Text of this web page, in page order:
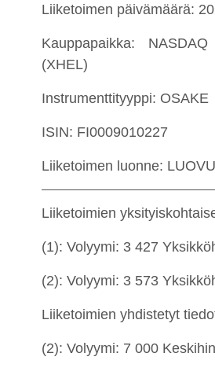
Liiketoimen päivämäärä:
Kauppapaikka:
(XHEL)
Instrumenttityyppi: OSAKE
ISIN: FI0009010227
Liiketoimen luonne:
Liiketoimien
(1): Volyymi: 3 427
(2): Volyymi: 3 573
Liiketoimien yhdistetyt
(2): Volyymi: 7 000